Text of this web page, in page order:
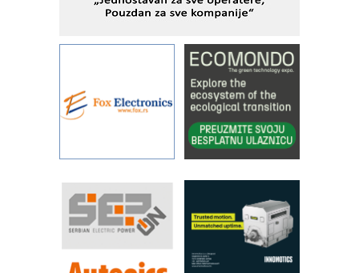
IBeRTIM - oprema za ispitivanje
STAUFF – Komponente koje
povećavaju pouzdanost hidrauličkih
YAMADA pumpe – japanska
pouzdanost u transferu fluida
Filtration Group Industrial – Napredna
rešenja za filtraciju u hidrauličkim i
RILINEX kompanije Rittal
FANUC: Najbolje za vašu pametnu
automatizaciju
Efikasno upravljanje energijom